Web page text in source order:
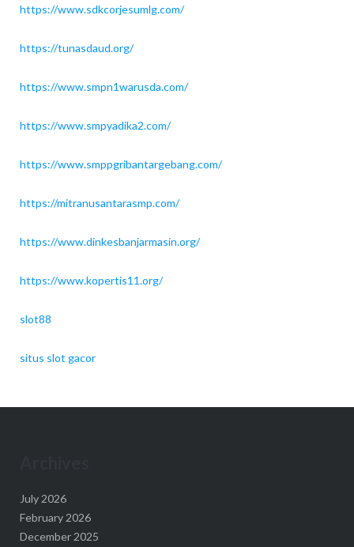
https://www.sdkcorjesumlg.com/
https://tunasdaud.org/
https://www.smpn1warusda.com/
https://www.smpyadika2.com/
https://www.smppgribantargebang.com/
https://mitranusantarasmp.com/
https://www.dinkesbanjarmasin.org/
https://www.kopertis11.org/
slot88
situs slot gacor
July 2026
February 2026
December 2025